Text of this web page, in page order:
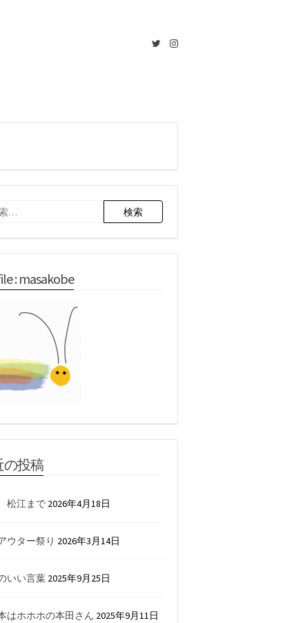
TwitterInstagram
索:
: masakobe
の投稿
松江まで 2026年4月18日
ウター祭り 2026年3月14日
いい言葉 2025年9月25日
はホホホの本田さん 2025年9月11日